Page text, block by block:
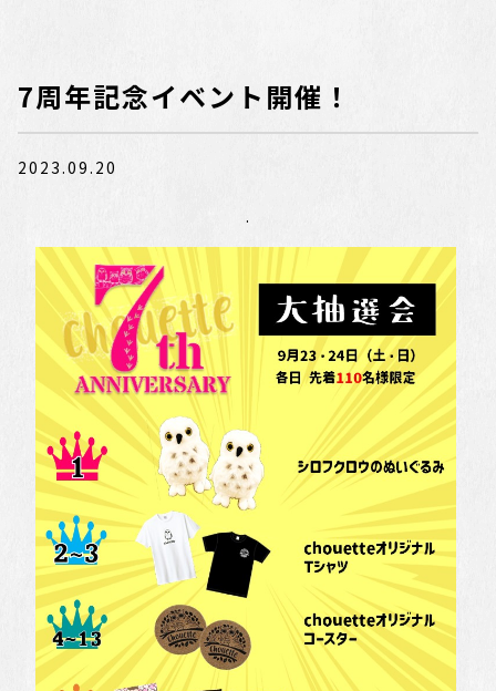
7周年記念イベント開催！
2023.09.20
.